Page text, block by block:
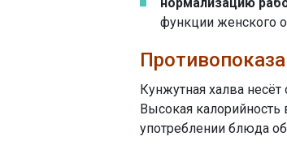
функции женского
Кунжутная халва
Высокая калорийность
употреблении блюда